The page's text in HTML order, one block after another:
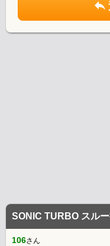
SONIC TURBO スル
106さん